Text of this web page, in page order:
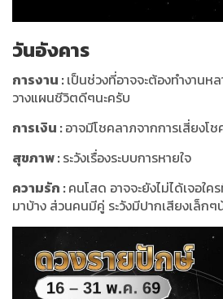
วันอังคาร
การงาน :เป็นช่วงที่อาจจะต้องทำงาน
วางแผนชีวิตดีๆนะครับ
การเงิน :อาจมีโชคลาภจากการเสี่ยงโ
สุขภาพ:ระวังเรื่องระบบการหายใจ
ความรัก :คนโสด อาจจะยังไม่ได้เจอใค
มาบ้าง ส่วนคนมีคู่ ระวังมีปากเสียงเล็กๆ